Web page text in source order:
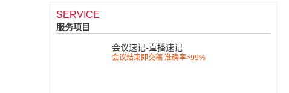
SERVICE
服务项目
会议速记-直播速记
会议结束即交稿 准确率>99%